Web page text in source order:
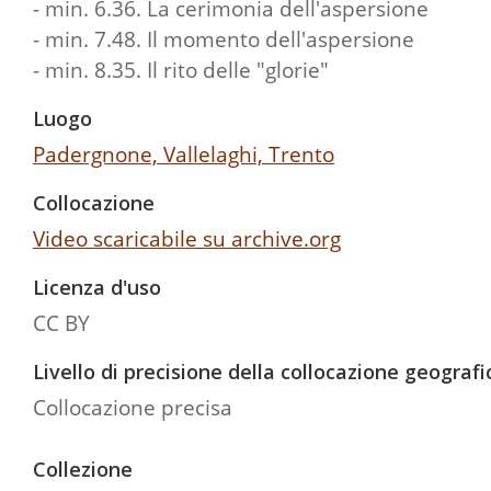
- min. 6.36. La cerimonia dell'aspersione
- min. 7.48. Il momento dell'aspersione
- min. 8.35. Il rito delle "glorie"
Luogo
Padergnone, Vallelaghi, Trento
Collocazione
Video scaricabile su archive.org
Licenza d'uso
CC BY
Livello di precisione della collocazione
Collocazione precisa
Collezione